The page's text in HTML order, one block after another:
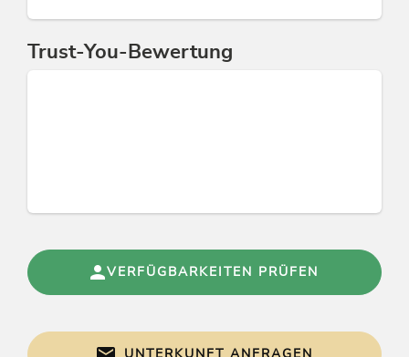
Euro akzeptiert, EC-Cash / Maestro, Barzahlung,
Verleih
Wanderstöcke, Rodelverleih
Sport / Freizeit
Trust-You-Bewertung
VERFÜGBARKEITEN PRÜFEN
UNTERKUNFT ANFRAGEN